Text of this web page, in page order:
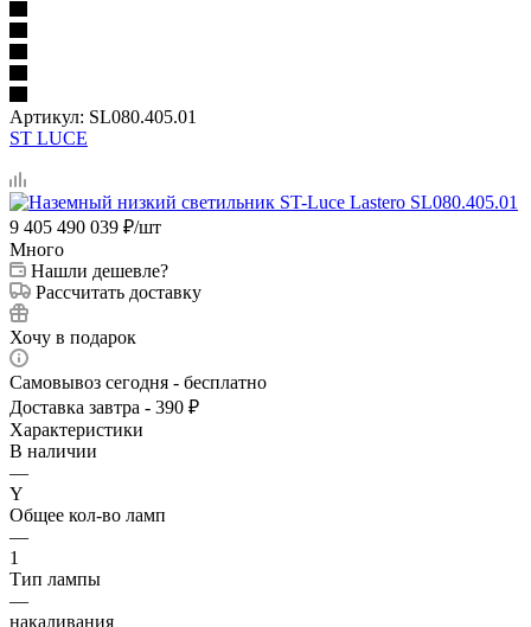
Артикул: SL080.405.01
ST LUCE
9 405 490 039 ₽/шт
Много
Нашли дешевле?
Рассчитать доставку
Хочу в подарок
Самовывоз сегодня - бесплатно
Доставка завтра - 390 ₽
Характеристики
В наличии
—
Y
Общее кол-во ламп
—
1
Тип лампы
—
накаливания